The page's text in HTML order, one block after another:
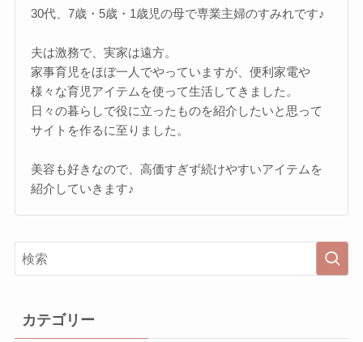
30代、7歳・5歳・1歳児の母で専業主婦のすみれです♪
夫は激務で、実家は遠方。
家事育児をほぼ一人でやっていますが、便利家電や
様々な育児アイテムを使って生活してきました。
日々の暮らしで役に立ったものを紹介したいと思って
サイトを作るに至りました。
美容も好きなので、高価すぎず続けやすいアイテムを
紹介していきます♪
カテゴリー